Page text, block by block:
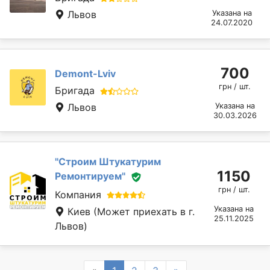
Львов
Указана на
24.07.2020
Demont-Lviv
Бригада
Львов
700
грн / шт.
Указана на
30.03.2026
''Строим Штукатурим
Ремонтируем''
Компания
Киев (Может приехать в г.
Львов)
1150
грн / шт.
Указана на
25.11.2025